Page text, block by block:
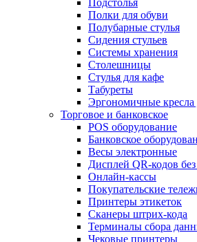
Подстолья
Полки для обуви
Полубарные стулья
Сидения стульев
Системы хранения
Столешницы
Стулья для кафе
Табуреты
Эргономичные кресла
Торговое и банковское
POS оборудование
Банковское
Весы электронные
Дисплей QR-кодов
Онлайн-кассы
Покупательские
Принтеры этикеток
Сканеры штрих-кода
Терминалы сбора
Чековые принтеры